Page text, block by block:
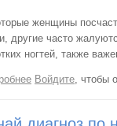
женщины
другие часто
ногтей, также
о Типы ногтей
Войдите, чтобы